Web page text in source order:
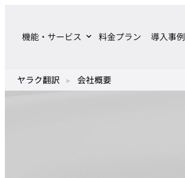
ッ
機能・サービス 料金プラン 導入事例
ヤラク翻訳 ▸ 会社概要